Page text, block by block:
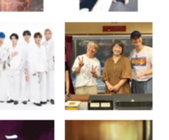
日生まれ。神奈川県出身。
）－学校内警察・嶋田隆平
系）で地上波ドラマデビュ